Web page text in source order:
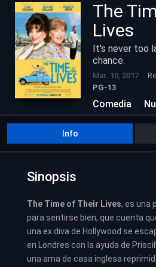
The
Lives
It's never too
chance.
Mar. 10, 2017
PG-13
Comedia
Info
Sinopsis
The Time of Their Lives, es una
para sentirse bien, que cuenta
una ex diva de Hollywood se
en Londres con la ayuda de
una ama de casa inglesa